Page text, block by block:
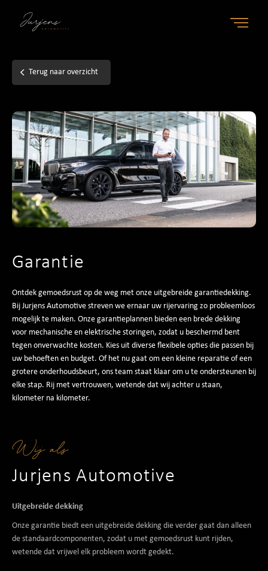
Diensten
Over ons
Contact
Verkocht
Terug naar overzicht
Garantie
Ontdek gemoedsrust op de weg met onze uitgebreide garantiedekking.
Bij Jurjens Automotive streven we ernaar uw rijervaring zo probleemloos
mogelijk te maken. Onze garantieplannen bieden een brede dekking
voor mechanische en elektrische storingen, zodat u beschermd bent
tegen onverwachte kosten. Kies uit diverse flexibele opties die passen bij
uw behoeften en budget. Of het nu gaat om een kleine reparatie of een
grotere onderhoudsbeurt, ons team staat klaar om u te ondersteunen bij
elke stap. Rij met vertrouwen, wetende dat wij achter u staan,
kilometer na kilometer.
Wij als
Jurjens Automotive
Uitgebreide dekking
Onze garantie biedt een uitgebreide dekking die verder gaat dan alleen
de standaardcomponenten, zodat u met gemoedsrust kunt rijden,
wetende dat vrijwel elk probleem wordt gedekt.